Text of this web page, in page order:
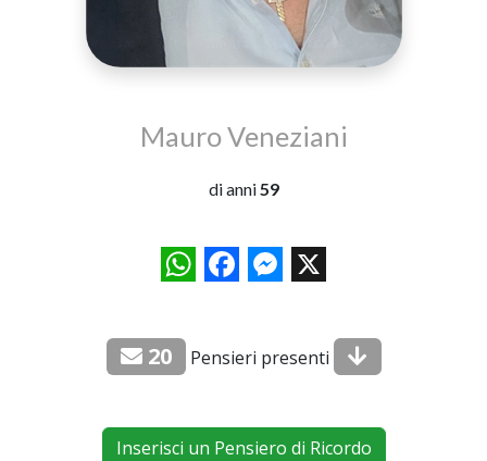
Mauro Veneziani
di anni59
WhatsAppFacebookMessenger
X
20 Pensieri presenti
Inserisci un Pensiero di Ricordo